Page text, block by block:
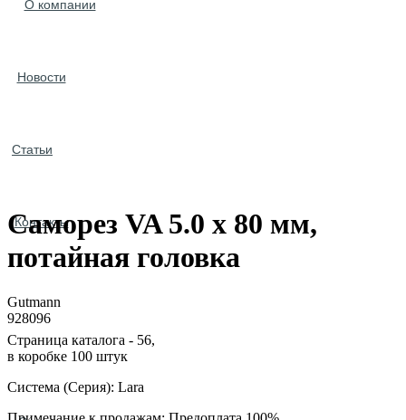
О компании
Новости
Статьи
Контакты
Саморез VA 5.0 x 80 мм,
потайная головка
Gutmann
928096
Страница каталога - 56,
в коробке 100 штук
Система (Серия): Lara